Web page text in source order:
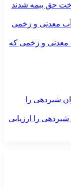
معدنی و زخمی که
را ارزیابی